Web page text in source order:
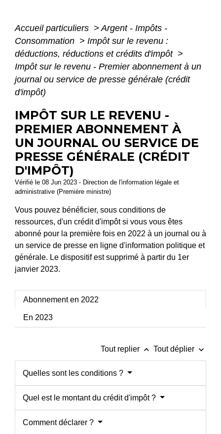
Accueil particuliers > Argent - Impôts -
Consommation > Impôt sur le revenu :
déductions, réductions et crédits d'impôt >
Impôt sur le revenu - Premier abonnement à un
journal ou service de presse générale (crédit
d'impôt)
IMPÔT SUR LE REVENU -
PREMIER ABONNEMENT À
UN JOURNAL OU SERVICE DE
PRESSE GÉNÉRALE (CRÉDIT
D'IMPÔT)
Vérifié le 08 Jun 2023 - Direction de l'information légale et
administrative (Première ministre)
Vous pouvez bénéficier, sous conditions de
ressources, d'un crédit d'impôt si vous vous êtes
abonné pour la première fois en 2022 à un journal ou à
un service de presse en ligne d'information politique et
générale. Le dispositif est supprimé à partir du 1er
janvier 2023.
Abonnement en 2022
En 2023
Tout replier keyboard_arrow_up Tout déplier keyboard_arrow_down
Quelles sont les conditions ?
Quel est le montant du crédit d'impôt ?
Comment déclarer ?